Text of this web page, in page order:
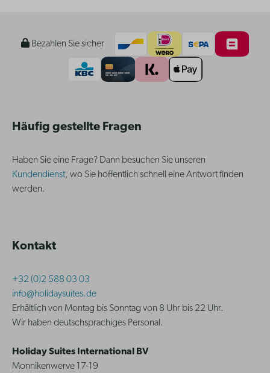
Bezahlen Sie sicher
Häufig gestellte Fragen
Haben Sie eine Frage? Dann besuchen Sie unseren
Kundendienst, wo Sie hoffentlich schnell eine Antwort finden
werden.
Kontakt
+32 (0)2 588 03 03
info@holidaysuites.de
Erhältlich von Montag bis Sonntag von 8 Uhr bis 22 Uhr.
Wir haben deutschsprachiges Personal.
Holiday Suites International BV
Monnikenwerve 17-19